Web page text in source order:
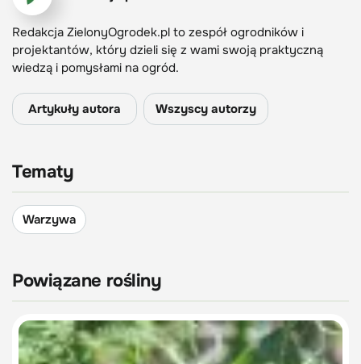
Redakcja ZielonyOgrodek.pl to zespół ogrodników i
projektantów, który dzieli się z wami swoją praktyczną
wiedzą i pomysłami na ogród.
Artykuły autora Wszyscy autorzy
Tematy
Warzywa
Powiązane rośliny